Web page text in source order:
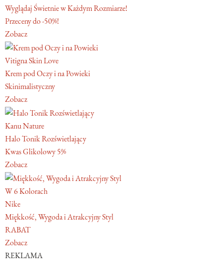
Wyglądaj Świetnie w Każdym Rozmiarze!
Przeceny do -50%!
Zobacz
Vitigna Skin Love
Krem pod Oczy i na Powieki
Skinimalistyczny
Zobacz
Kanu Nature
Halo Tonik Rozświetlający
Kwas Glikolowy 5%
Zobacz
W 6 Kolorach
Nike
Miękkość, Wygoda i Atrakcyjny Styl
RABAT
Zobacz
REKLAMA